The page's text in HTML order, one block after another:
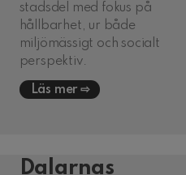
stadsdel med fokus på
hållbarhet, ur både
miljömässigt och socialt
perspektiv.
Läs mer
Dalarnas